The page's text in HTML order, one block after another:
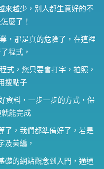
來越少，別人都生意好的不
麼了！
，那是真的危險了，在這裡
程式，
式，您只要會打字，拍照，
搜點子
資料，一步一步的方式，保
能完成
了，我們都準備好了，若是
及美編，
礎的網站觀念到入門，通通